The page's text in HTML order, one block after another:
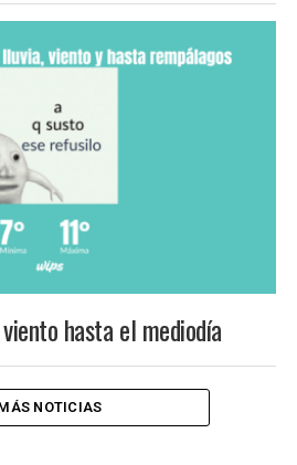
hasta el mediodía
NOTICIAS